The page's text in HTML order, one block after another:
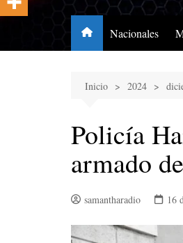
Nacionales
Inicio 2024
Policía
armado
samantharadio 16